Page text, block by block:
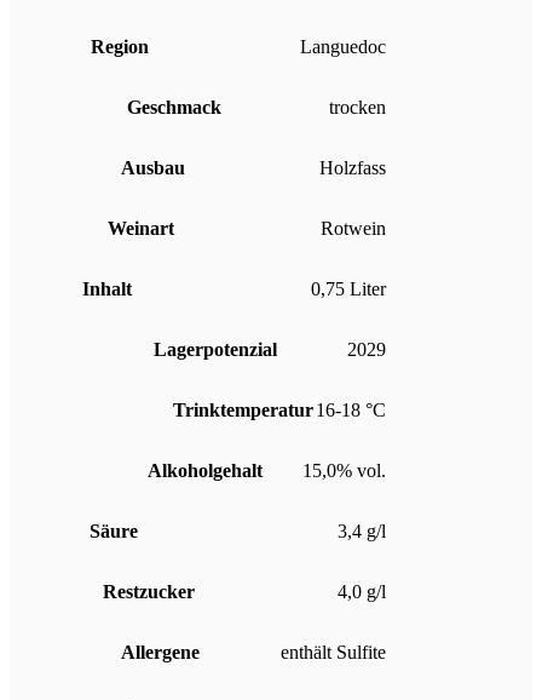
Region Languedoc
Geschmack trocken
Ausbau Holzfass
Weinart Rotwein
Inhalt 0,75 Liter
Lagerpotenzial 2029
Trinktemperatur16-18 °C
Alkoholgehalt 15,0% vol.
Säure 3,4 g/l
Restzucker 4,0 g/l
Allergene enthält Sulfite